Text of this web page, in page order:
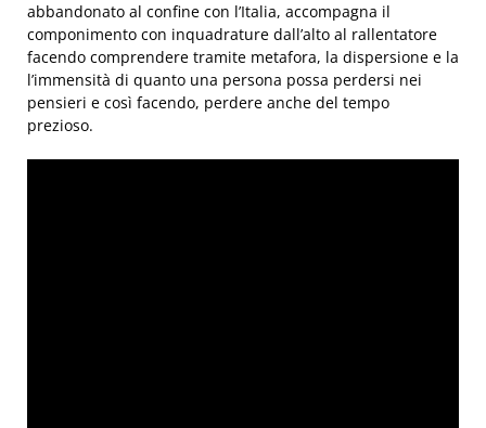
abbandonato al confine con l’Italia, accompagna il
componimento con inquadrature dall’alto al rallentatore
facendo comprendere tramite metafora, la dispersione e la
l’immensità di quanto una persona possa perdersi nei
pensieri e così facendo, perdere anche del tempo
prezioso.